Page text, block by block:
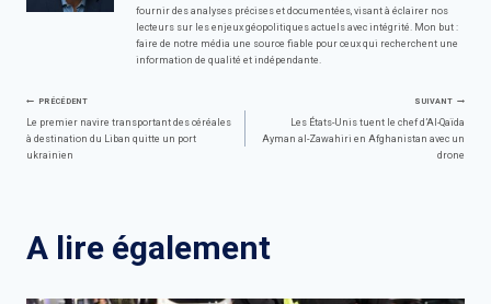
fournir des analyses précises et documentées, visant à éclairer nos
lecteurs sur les enjeux géopolitiques actuels avec intégrité. Mon but :
faire de notre média une source fiable pour ceux qui recherchent une
information de qualité et indépendante.
Navigation
de
PRÉCÉDENT
Le premier navire transportant des céréales
à destination du Liban quitte un port
ukrainien
SUIVANT
Les États-Unis tuent le chef d’Al-Qaïda
Ayman al-Zawahiri en Afghanistan avec un
drone
A lire également